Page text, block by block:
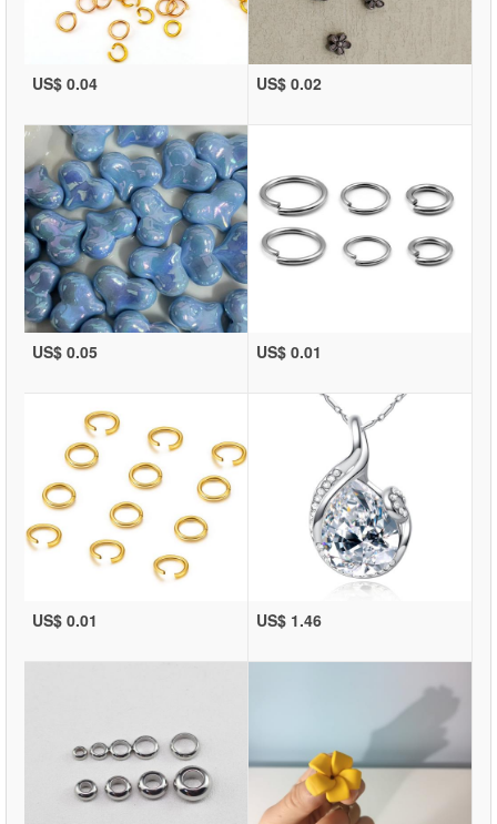
US$ 0.04 US$ 0.02
US$ 0.05 US$ 0.01
US$ 0.01 US$ 1.46